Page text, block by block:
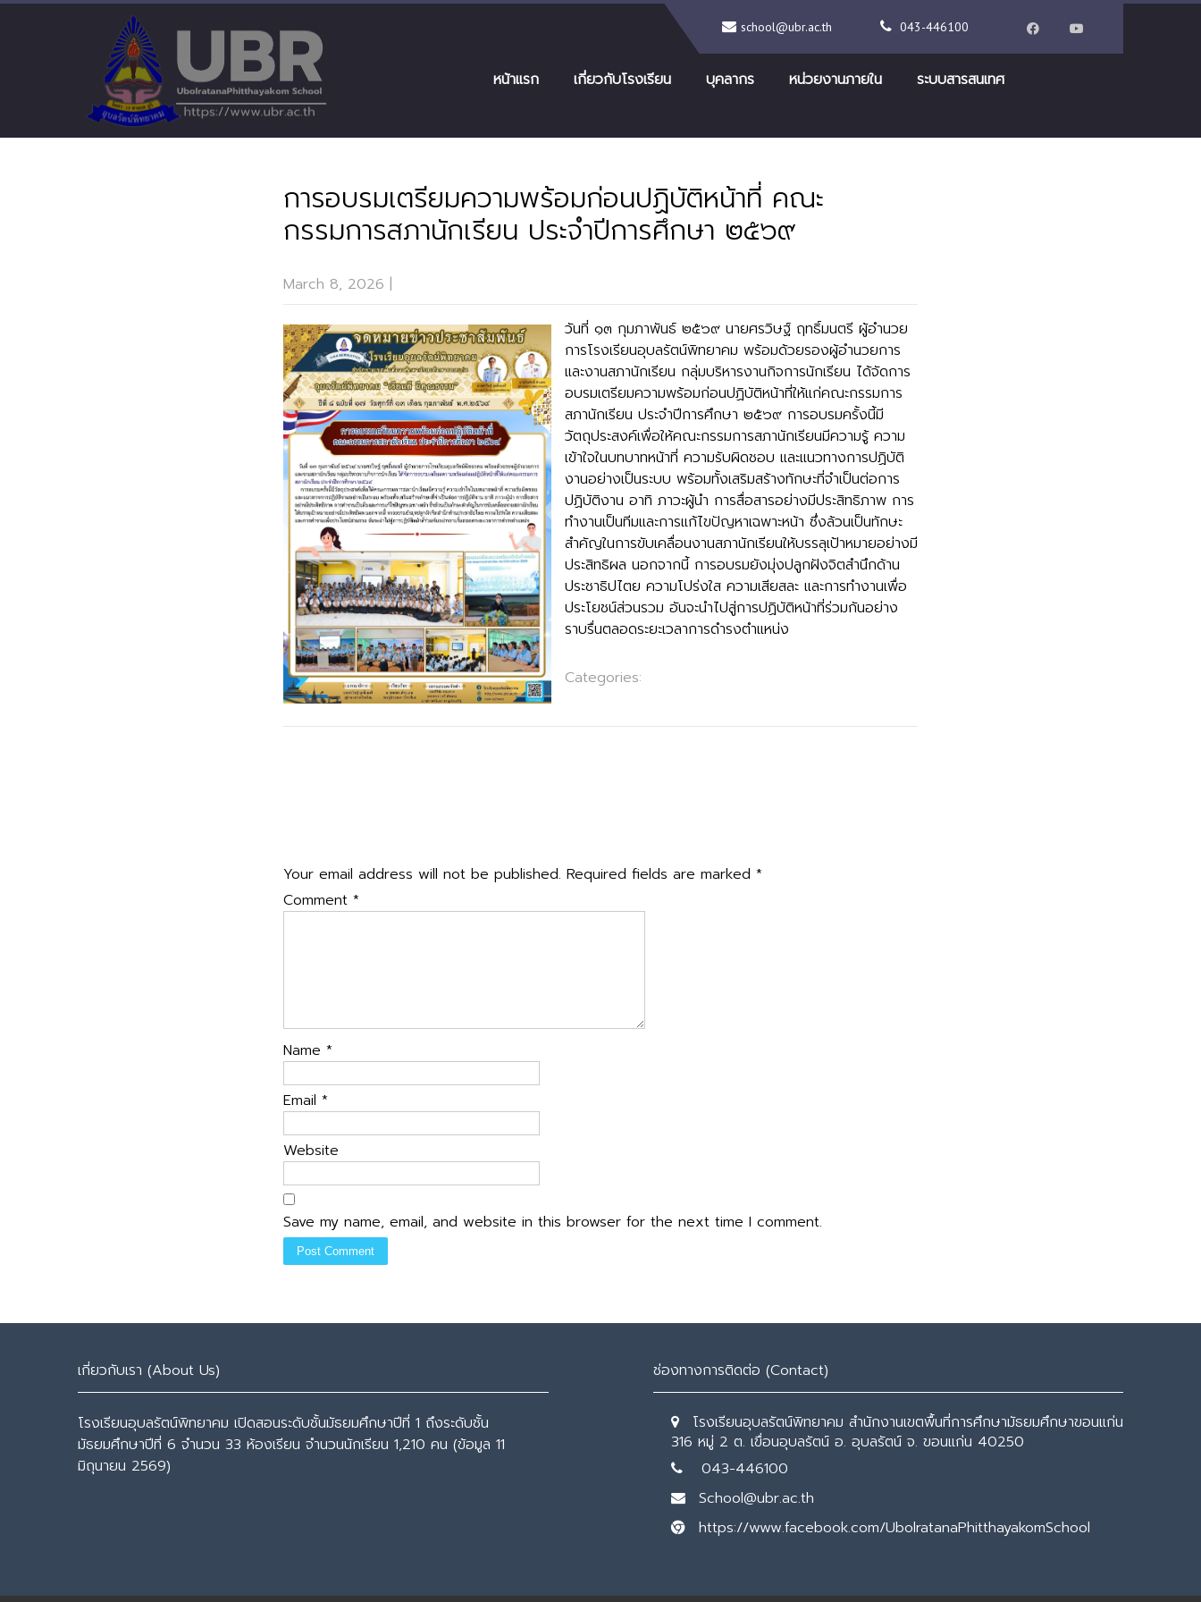
school@ubr.ac.th 043-446100
หน้าแรก เกี่ยวกับโรงเรียน บุคลากร หน่วยงานภายใน ระบบสารสนเทศ
การอบรมเตรียมความพร้อมก่อนปฏิบัติหน้าที่ คณะ
กรรมการสภานักเรียน ประจำปีการศึกษา ๒๕๖๙
March 8, 2026 |
วันที่ ๑๓ กุมภาพันธ์ ๒๕๖๙ นายศรวิษฐ์ ฤทธิ์มนตรี ผู้อำนวย
การโรงเรียนอุบลรัตน์พิทยาคม พร้อมด้วยรองผู้อำนวยการ
และงานสภานักเรียน กลุ่มบริหารงานกิจการนักเรียน ได้จัดการ
อบรมเตรียมความพร้อมก่อนปฏิบัติหน้าที่ให้แก่คณะกรรมการ
สภานักเรียน ประจำปีการศึกษา ๒๕๖๙ การอบรมครั้งนี้มี
วัตถุประสงค์เพื่อให้คณะกรรมการสภานักเรียนมีความรู้ ความ
เข้าใจในบทบาทหน้าที่ ความรับผิดชอบ และแนวทางการปฏิบัติ
งานอย่างเป็นระบบ พร้อมทั้งเสริมสร้างทักษะที่จำเป็นต่อการ
ปฏิบัติงาน อาทิ ภาวะผู้นำ การสื่อสารอย่างมีประสิทธิภาพ การ
ทำงานเป็นทีมและการแก้ไขปัญหาเฉพาะหน้า ซึ่งล้วนเป็นทักษะ
สำคัญในการขับเคลื่อนงานสภานักเรียนให้บรรลุเป้าหมายอย่างมี
ประสิทธิผล นอกจากนี้ การอบรมยังมุ่งปลูกฝังจิตสำนึกด้าน
ประชาธิปไตย ความโปร่งใส ความเสียสละ และการทำงานเพื่อ
ประโยชน์ส่วนรวม อันจะนำไปสู่การปฏิบัติหน้าที่ร่วมกันอย่าง
ราบรื่นตลอดระยะเวลาการดำรงตำแหน่ง
Categories:
Your email address will not be published. Required fields are marked *
Comment *
Name *
Email *
Website
Save my name, email, and website in this browser for the next time I comment.
เกี่ยวกับเรา (About Us)
โรงเรียนอุบลรัตน์พิทยาคม เปิดสอนระดับชั้นมัธยมศึกษาปีที่ 1 ถึงระดับชั้น
มัธยมศึกษาปีที่ 6 จำนวน 33 ห้องเรียน จำนวนนักเรียน 1,210 คน (ข้อมูล 11
มิถุนายน 2569)
ช่องทางการติดต่อ (Contact)
โรงเรียนอุบลรัตน์พิทยาคม สำนักงานเขตพื้นที่การศึกษามัธยมศึกษาขอนแก่น
316 หมู่ 2 ต. เขื่อนอุบลรัตน์ อ. อุบลรัตน์ จ. ขอนแก่น 40250
043-446100
School@ubr.ac.th
https://www.facebook.com/UbolratanaPhitthayakomSchool